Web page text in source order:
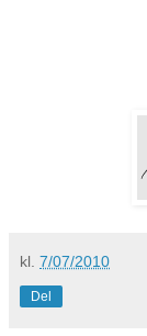
kl. 7/07/2010
Del